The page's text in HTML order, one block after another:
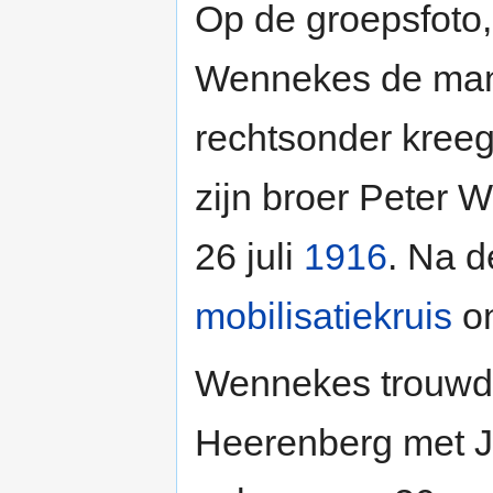
Op de
Wennekes de
rechtsonder
zijn broer Peter
26 juli 1916. Na
mobilisatiekruis
Wennekes
Heerenberg met